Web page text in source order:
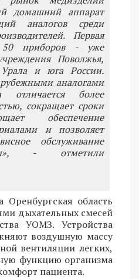
домашний аппарат
аналогов среди
Первая
приборов - уже
Поволжья,
и юга России.
аналогами
отличается более
сокращает сроки
обеспечение
и позволяет
обслуживание
- отметили
Оренбургская область
дыхательных смесей
УОМЗ. Устройства
воздушную массу
вентиляции легких,
функцию организма
пациента.